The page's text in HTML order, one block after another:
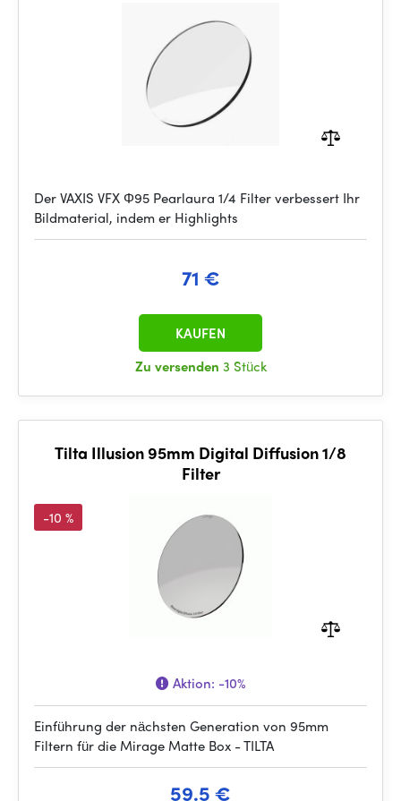
Der VAXIS VFX Φ95 Pearlaura 1/4 Filter verbessert Ihr
Bildmaterial, indem er Highlights
71 €
Zu versenden 3 Stück
KAUFEN
Tilta Illusion 95mm Digital Diffusion 1/8
Filter
-10 %
Aktion: -10%
Einführung der nächsten Generation von 95mm
Filtern für die Mirage Matte Box - TILTA
59.5 €